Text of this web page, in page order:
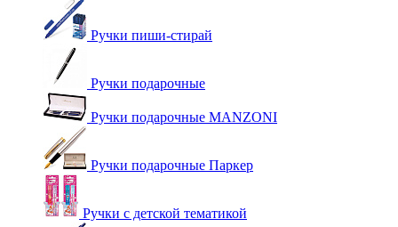
Ручки пиши-стирай
Ручки подарочные
Ручки подарочные MANZONI
Ручки подарочные Паркер
Ручки с детской тематикой